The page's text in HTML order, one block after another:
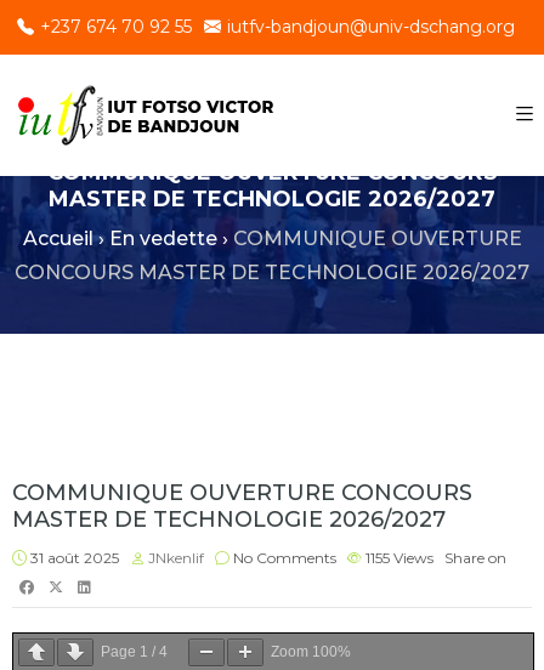
+237 674 70 92 55 iutfv-bandjoun@univ-dschang.org
COMMUNIQUE OUVERTURE CONCOURS
MASTER DE TECHNOLOGIE 2026/2027
Accueil› En vedette› COMMUNIQUE OUVERTURE
CONCOURS MASTER DE TECHNOLOGIE 2026/2027
COMMUNIQUE OUVERTURE CONCOURS
MASTER DE TECHNOLOGIE 2026/2027
31 août 2025 JNkenlif No Comments 1155 Views Share on
Page 1 / 4 Zoom 100%